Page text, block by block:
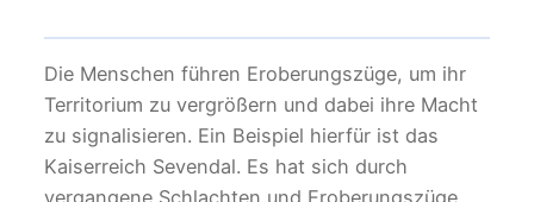
Die Menschen führen Eroberungszüge, um ihr
Territorium zu vergrößern und dabei ihre Macht
zu signalisieren. Ein Beispiel hierfür ist das
Kaiserreich Sevendal. Es hat sich durch
vergangene Schlachten und Eroberungszüge